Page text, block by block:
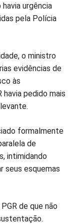
urgência
pela Polícia
o ministro
evidências de
às
pedido mais
formalmente
de
intimidando
seus esquemas
de que não